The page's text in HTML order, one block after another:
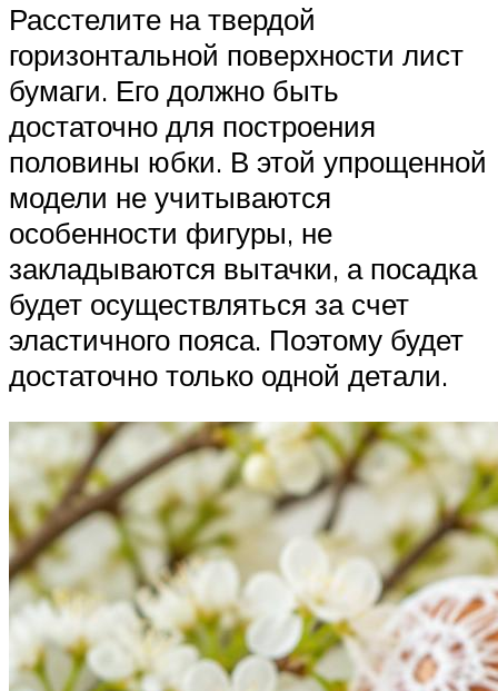
Расстелите на твердой
горизонтальной поверхности лист
бумаги. Его должно быть
достаточно для построения
половины юбки. В этой упрощенной
модели не учитываются
особенности фигуры, не
закладываются вытачки, а посадка
будет осуществляться за счет
эластичного пояса. Поэтому будет
достаточно только одной детали.